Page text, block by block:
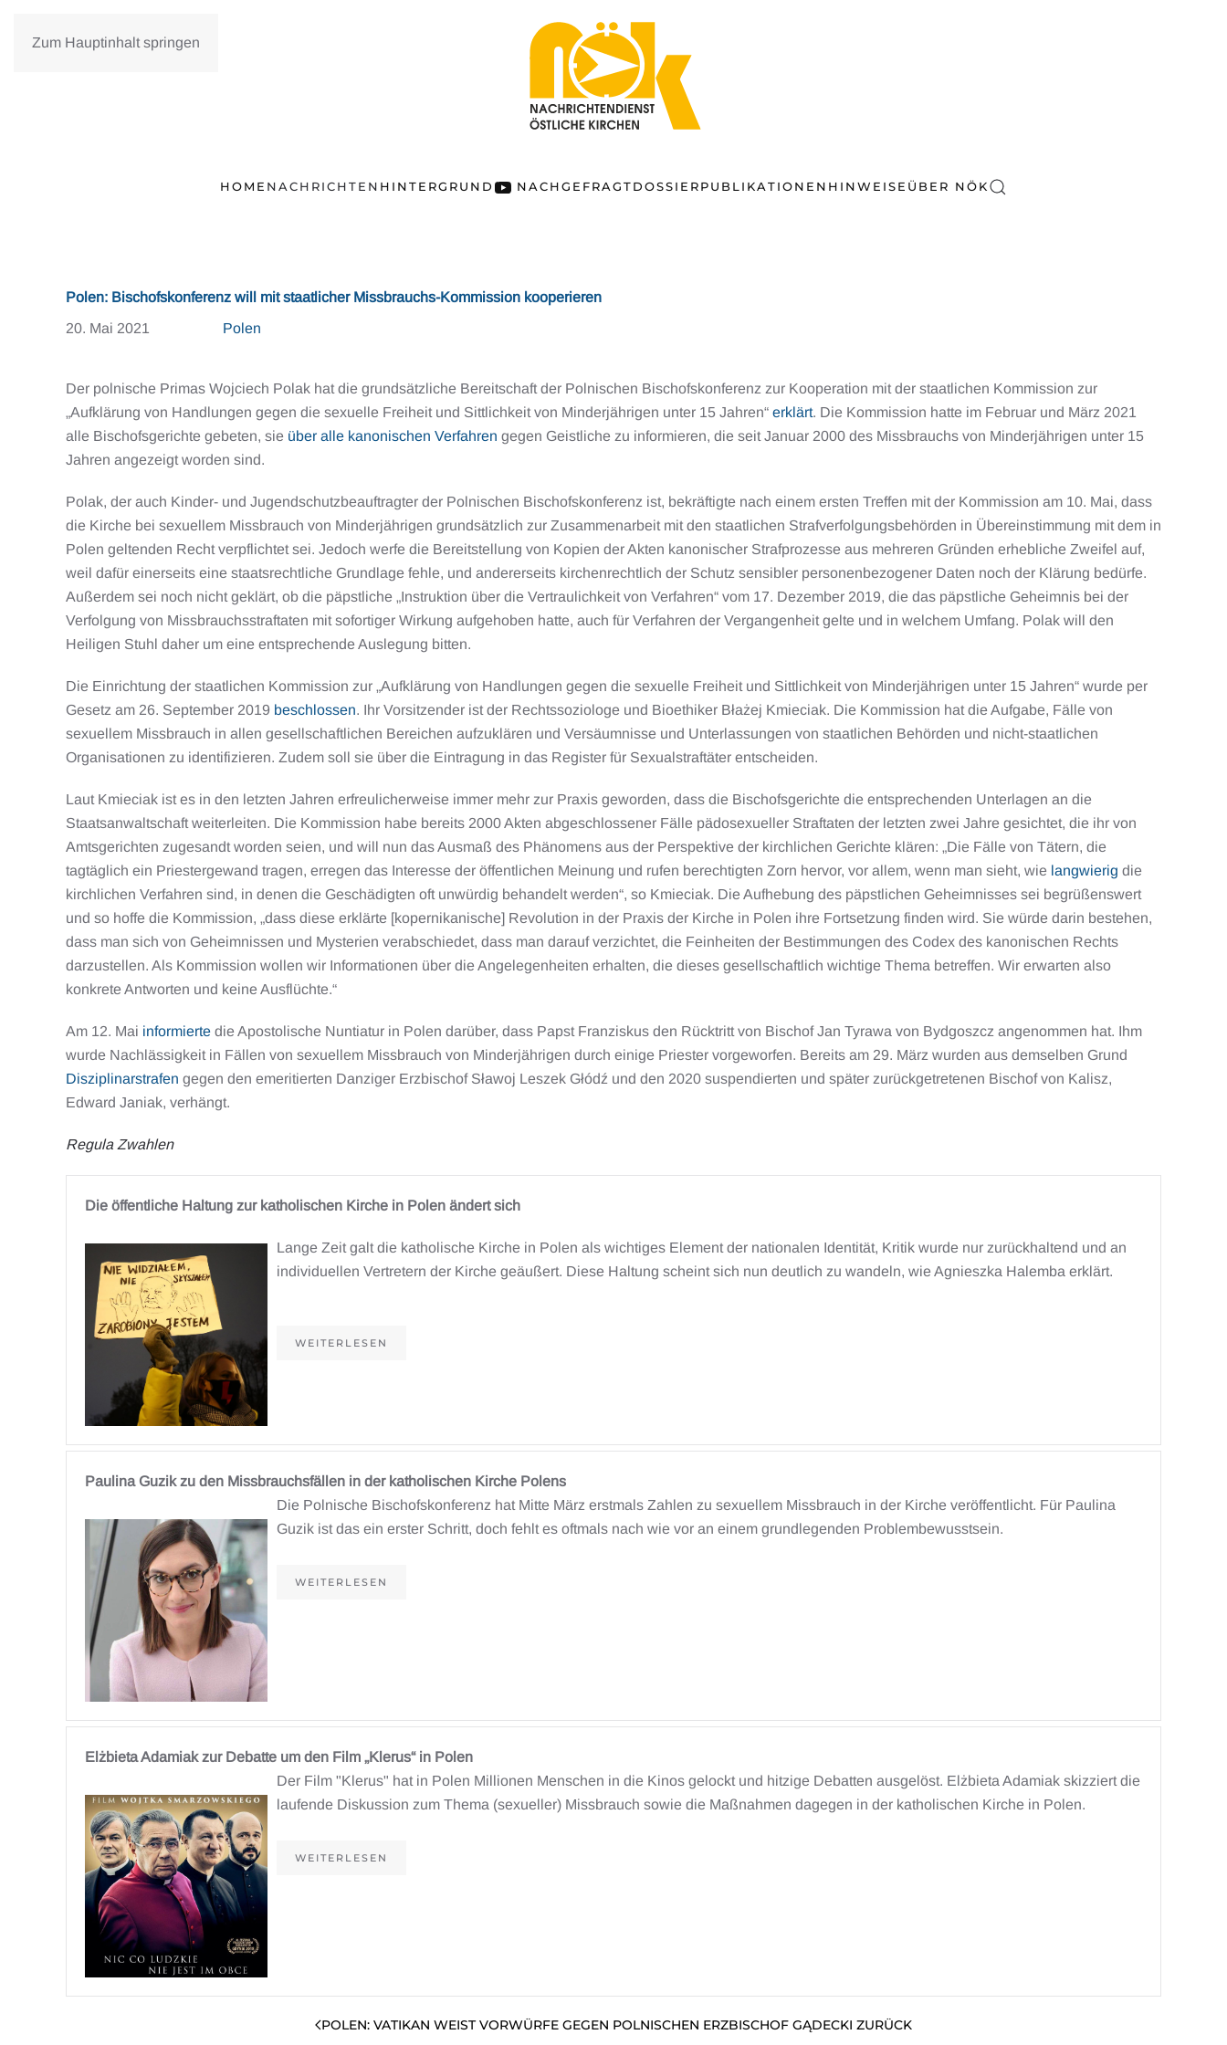
Zum Hauptinhalt springen
HOME NACHRICHTEN HINTERGRUND NACHGEFRAGTDOSSIERPUBLIKATIONEN HINWEISE ÜBER NÖK
Polen: Bischofskonferenz will mit staatlicher Missbrauchs-Kommission kooperieren
20. Mai 2021
Polen
Der polnische Primas Wojciech Polak hat die grundsätzliche Bereitschaft der Polnischen Bischofskonferenz zur Kooperation mit der staatlichen Kommission zur
„Aufklärung von Handlungen gegen die sexuelle Freiheit und Sittlichkeit von Minderjährigen unter 15 Jahren“ erklärt. Die Kommission hatte im Februar und März 2021
alle Bischofsgerichte gebeten, sie über alle kanonischen Verfahren gegen Geistliche zu informieren, die seit Januar 2000 des Missbrauchs von Minderjährigen unter 15
Jahren angezeigt worden sind.
Polak, der auch Kinder- und Jugendschutzbeauftragter der Polnischen Bischofskonferenz ist, bekräftigte nach einem ersten Treffen mit der Kommission am 10. Mai, dass
die Kirche bei sexuellem Missbrauch von Minderjährigen grundsätzlich zur Zusammenarbeit mit den staatlichen Strafverfolgungsbehörden in Übereinstimmung mit dem in
Polen geltenden Recht verpflichtet sei. Jedoch werfe die Bereitstellung von Kopien der Akten kanonischer Strafprozesse aus mehreren Gründen erhebliche Zweifel auf,
weil dafür einerseits eine staatsrechtliche Grundlage fehle, und andererseits kirchenrechtlich der Schutz sensibler personenbezogener Daten noch der Klärung bedürfe.
Außerdem sei noch nicht geklärt, ob die päpstliche „Instruktion über die Vertraulichkeit von Verfahren“ vom 17. Dezember 2019, die das päpstliche Geheimnis bei der
Verfolgung von Missbrauchsstraftaten mit sofortiger Wirkung aufgehoben hatte, auch für Verfahren der Vergangenheit gelte und in welchem Umfang. Polak will den
Heiligen Stuhl daher um eine entsprechende Auslegung bitten.
Die Einrichtung der staatlichen Kommission zur „Aufklärung von Handlungen gegen die sexuelle Freiheit und Sittlichkeit von Minderjährigen unter 15 Jahren“ wurde per
Gesetz am 26. September 2019 beschlossen. Ihr Vorsitzender ist der Rechtssoziologe und Bioethiker Błażej Kmieciak. Die Kommission hat die Aufgabe, Fälle von
sexuellem Missbrauch in allen gesellschaftlichen Bereichen aufzuklären und Versäumnisse und Unterlassungen von staatlichen Behörden und nicht-staatlichen
Organisationen zu identifizieren. Zudem soll sie über die Eintragung in das Register für Sexualstraftäter entscheiden.
Laut Kmieciak ist es in den letzten Jahren erfreulicherweise immer mehr zur Praxis geworden, dass die Bischofsgerichte die entsprechenden Unterlagen an die
Staatsanwaltschaft weiterleiten. Die Kommission habe bereits 2000 Akten abgeschlossener Fälle pädosexueller Straftaten der letzten zwei Jahre gesichtet, die ihr von
Amtsgerichten zugesandt worden seien, und will nun das Ausmaß des Phänomens aus der Perspektive der kirchlichen Gerichte klären: „Die Fälle von Tätern, die
tagtäglich ein Priestergewand tragen, erregen das Interesse der öffentlichen Meinung und rufen berechtigten Zorn hervor, vor allem, wenn man sieht, wie langwierig die
kirchlichen Verfahren sind, in denen die Geschädigten oft unwürdig behandelt werden“, so Kmieciak. Die Aufhebung des päpstlichen Geheimnisses sei begrüßenswert
und so hoffe die Kommission, „dass diese erklärte [kopernikanische] Revolution in der Praxis der Kirche in Polen ihre Fortsetzung finden wird. Sie würde darin bestehen,
dass man sich von Geheimnissen und Mysterien verabschiedet, dass man darauf verzichtet, die Feinheiten der Bestimmungen des Codex des kanonischen Rechts
darzustellen. Als Kommission wollen wir Informationen über die Angelegenheiten erhalten, die dieses gesellschaftlich wichtige Thema betreffen. Wir erwarten also
konkrete Antworten und keine Ausflüchte.“
Am 12. Mai informierte die Apostolische Nuntiatur in Polen darüber, dass Papst Franziskus den Rücktritt von Bischof Jan Tyrawa von Bydgoszcz angenommen hat. Ihm
wurde Nachlässigkeit in Fällen von sexuellem Missbrauch von Minderjährigen durch einige Priester vorgeworfen. Bereits am 29. März wurden aus demselben Grund
Disziplinarstrafen gegen den emeritierten Danziger Erzbischof Sławoj Leszek Głódź und den 2020 suspendierten und später zurückgetretenen Bischof von Kalisz,
Edward Janiak, verhängt.
Regula Zwahlen
Die öffentliche Haltung zur katholischen Kirche in Polen ändert sich
Lange Zeit galt die katholische Kirche in Polen als wichtiges Element der nationalen Identität, Kritik wurde nur zurückhaltend und an
individuellen Vertretern der Kirche geäußert. Diese Haltung scheint sich nun deutlich zu wandeln, wie Agnieszka Halemba erklärt.
WEITERLESEN
Paulina Guzik zu den Missbrauchsfällen in der katholischen Kirche Polens
Die Polnische Bischofskonferenz hat Mitte März erstmals Zahlen zu sexuellem Missbrauch in der Kirche veröffentlicht. Für Paulina
Guzik ist das ein erster Schritt, doch fehlt es oftmals nach wie vor an einem grundlegenden Problembewusstsein.
WEITERLESEN
Elżbieta Adamiak zur Debatte um den Film „Klerus“ in Polen
Der Film "Klerus" hat in Polen Millionen Menschen in die Kinos gelockt und hitzige Debatten ausgelöst. Elżbieta Adamiak skizziert die
laufende Diskussion zum Thema (sexueller) Missbrauch sowie die Maßnahmen dagegen in der katholischen Kirche in Polen.
WEITERLESEN
POLEN: VATIKAN WEIST VORWÜRFE GEGEN POLNISCHEN ERZBISCHOF GĄDECKI ZURÜCK